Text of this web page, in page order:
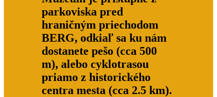
parkoviska pred
hraničným priechodom
BERG, odkiaľ sa ku nám
dostanete pešo (cca 500
m), alebo cyklotrasou
priamo z historického
centra mesta (cca 2.5 km).